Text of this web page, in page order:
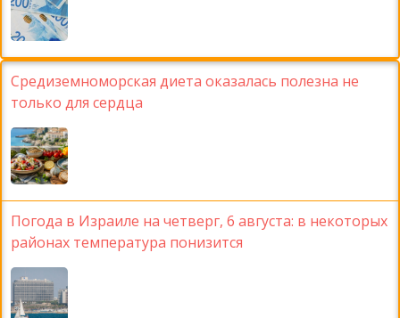
Средиземноморская диета оказалась полезна не
только для сердца
Погода в Израиле на четверг, 6 августа: в некоторых
районах температура понизится